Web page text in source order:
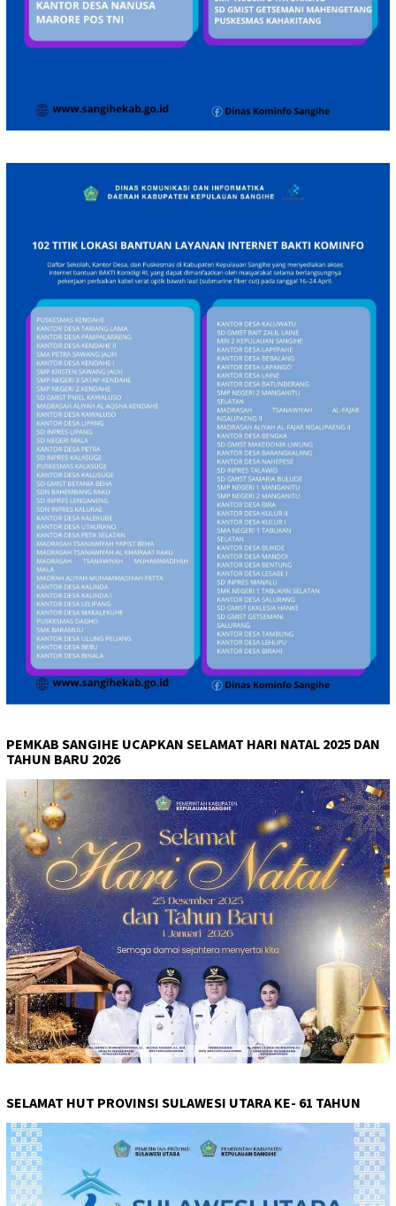
PEMKAB SANGIHE UCAPKAN SELAMAT HARI NATAL 2025 DAN
TAHUN BARU 2026
SELAMAT HUT PROVINSI SULAWESI UTARA KE- 61 TAHUN